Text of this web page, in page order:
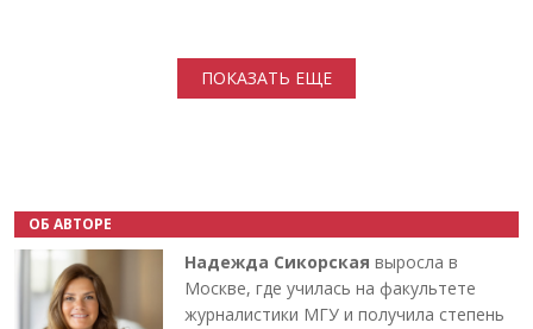
ПОКАЗАТЬ ЕЩЕ
ОБ АВТОРЕ
Надежда Сикорская выросла в
Москве, где училась на факультете
журналистики МГУ и получила степень